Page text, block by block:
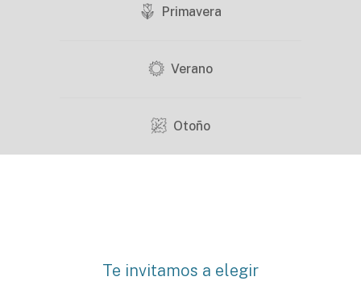
Primavera
Verano
Otoño
Te invitamos a elegir